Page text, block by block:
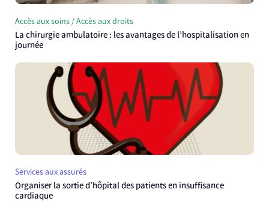
Accès aux soins / Accès aux droits
La chirurgie ambulatoire : les avantages de l’hospitalisation en
journée
Services aux assurés
Organiser la sortie d’hôpital des patients en insuffisance
cardiaque